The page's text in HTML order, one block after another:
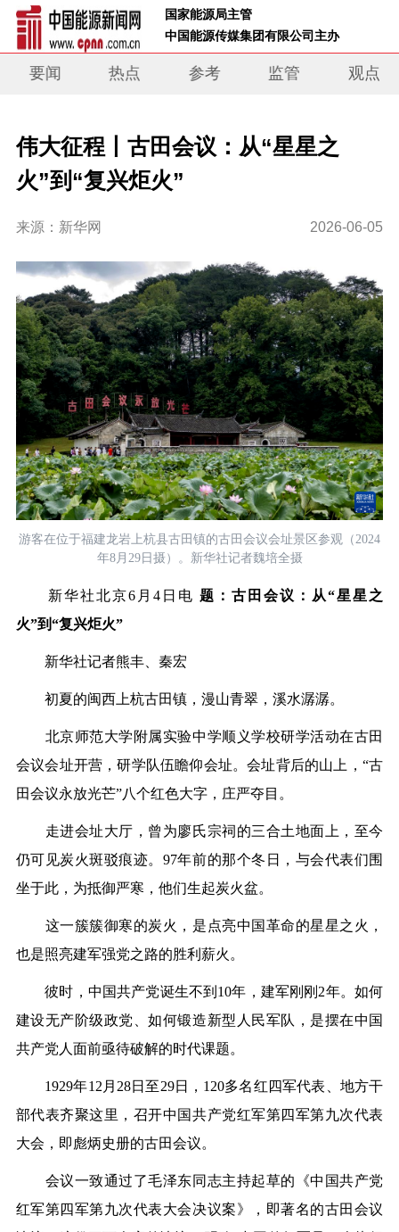
国家能源局主管
中国能源传媒集团有限公司主办
要闻 热点 参考 监管 观点
伟大征程丨古田会议：从“星星之
火”到“复兴炬火”
来源：新华网 2026-06-05
游客在位于福建龙岩上杭县古田镇的古田会议会址景区参观（2024
年8月29日摄）。新华社记者魏培全摄
新华社北京6月4日电题：古田会议：从“星星之
火”到“复兴炬火”
新华社记者熊丰、秦宏
初夏的闽西上杭古田镇，漫山青翠，溪水潺潺。
北京师范大学附属实验中学顺义学校研学活动在古田
会议会址开营，研学队伍瞻仰会址。会址背后的山上，“古
田会议永放光芒”八个红色大字，庄严夺目。
走进会址大厅，曾为廖氏宗祠的三合土地面上，至今
仍可见炭火斑驳痕迹。97年前的那个冬日，与会代表们围
坐于此，为抵御严寒，他们生起炭火盆。
这一簇簇御寒的炭火，是点亮中国革命的星星之火，
也是照亮建军强党之路的胜利薪火。
彼时，中国共产党诞生不到10年，建军刚刚2年。如何
建设无产阶级政党、如何锻造新型人民军队，是摆在中国
共产党人面前亟待破解的时代课题。
1929年12月28日至29日，120多名红四军代表、地方干
部代表齐聚这里，召开中国共产党红军第四军第九次代表
大会，即彪炳史册的古田会议。
会议一致通过了毛泽东同志主持起草的《中国共产党
红军第四军第九次代表大会决议案》，即著名的古田会议